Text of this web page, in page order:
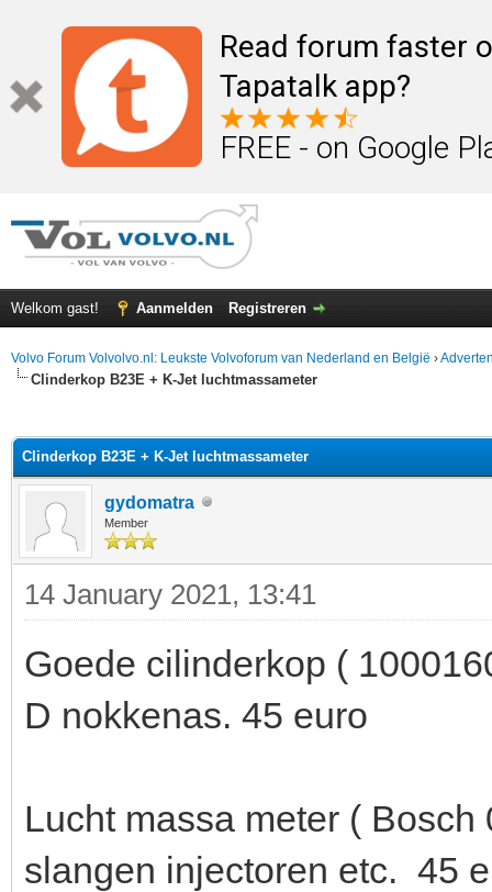
Read forum faster
Tapatalk app?
FREE - on Google
Welkom gast! Aanmelden Registreren
Volvo Forum Volvolvo.nl: Leukste Volvoforum van Nederland en België ›
Clinderkop B23E + K-Jet luchtmassameter
Clinderkop B23E + K-Jet luchtmassameter
gydomatra
Member
14 January 2021, 13:41
Goede cilinderkop (
D nokkenas. 45 euro
Lucht massa meter (
slangen injectoren etc. 45